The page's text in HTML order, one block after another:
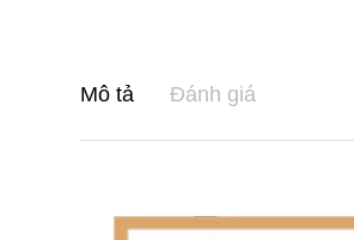
Mô tả Đánh giá